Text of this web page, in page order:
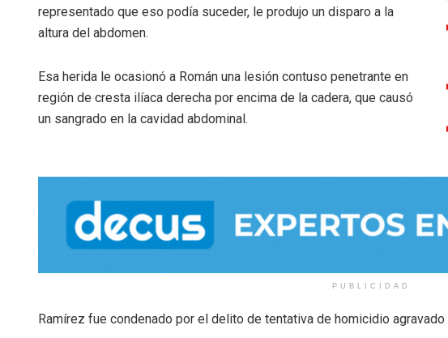
representado que eso podía suceder, le produjo un disparo a la
altura del abdomen.
Esa herida le ocasionó a Román una lesión contuso penetrante en
región de cresta ilíaca derecha por encima de la cadera, que causó
un sangrado en la cavidad abdominal.
PUBLICIDAD
Ramírez fue condenado por el delito de tentativa de homicidio